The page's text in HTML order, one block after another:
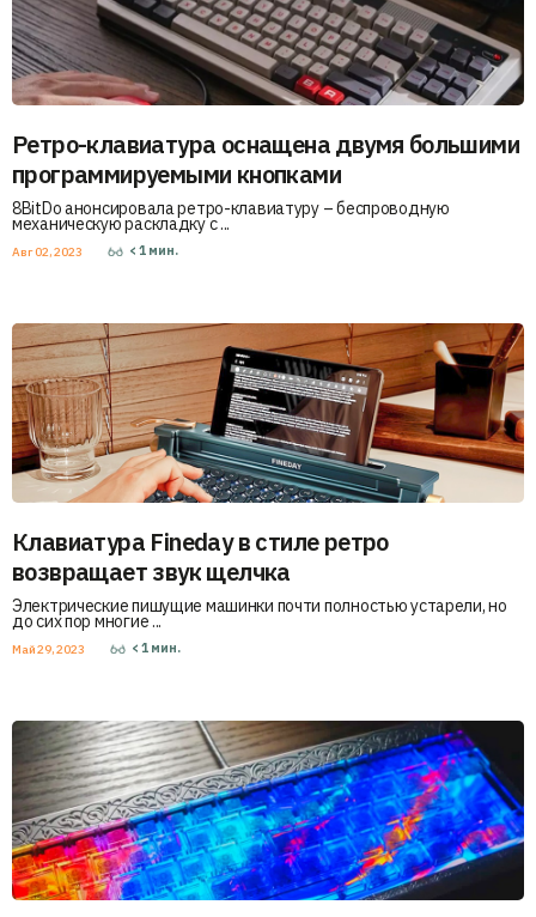
Ретро-клавиатура оснащена двумя большими
программируемыми кнопками
8BitDo анонсировала ретро-клавиатуру – беспроводную
механическую раскладку с ...
Авг 02, 2023 < 1 мин.
Клавиатура Fineday в стиле ретро
возвращает звук щелчка
Электрические пишущие машинки почти полностью устарели, но
до сих пор многие ...
Май 29, 2023 < 1 мин.